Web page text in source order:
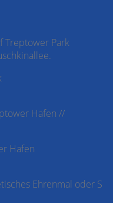
Treptower Park
Hafen //
Hafen
Ehrenmal oder S